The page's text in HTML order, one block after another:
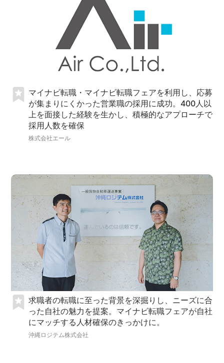
マイナビ転職・マイナビ転職フェアを利用し、応募
が集まりにくかった営業職の採用に成功。400人以
上を面接した経験を生かし、積極的なアプローチで
採用人数を確保
株式会社エール
求職者の転職に至った背景を深掘りし、ニーズに合
った自社の魅力を提案。マイナビ転職フェアが自社
にマッチする人材確保のきっかけに。
沖縄ロジテム株式会社